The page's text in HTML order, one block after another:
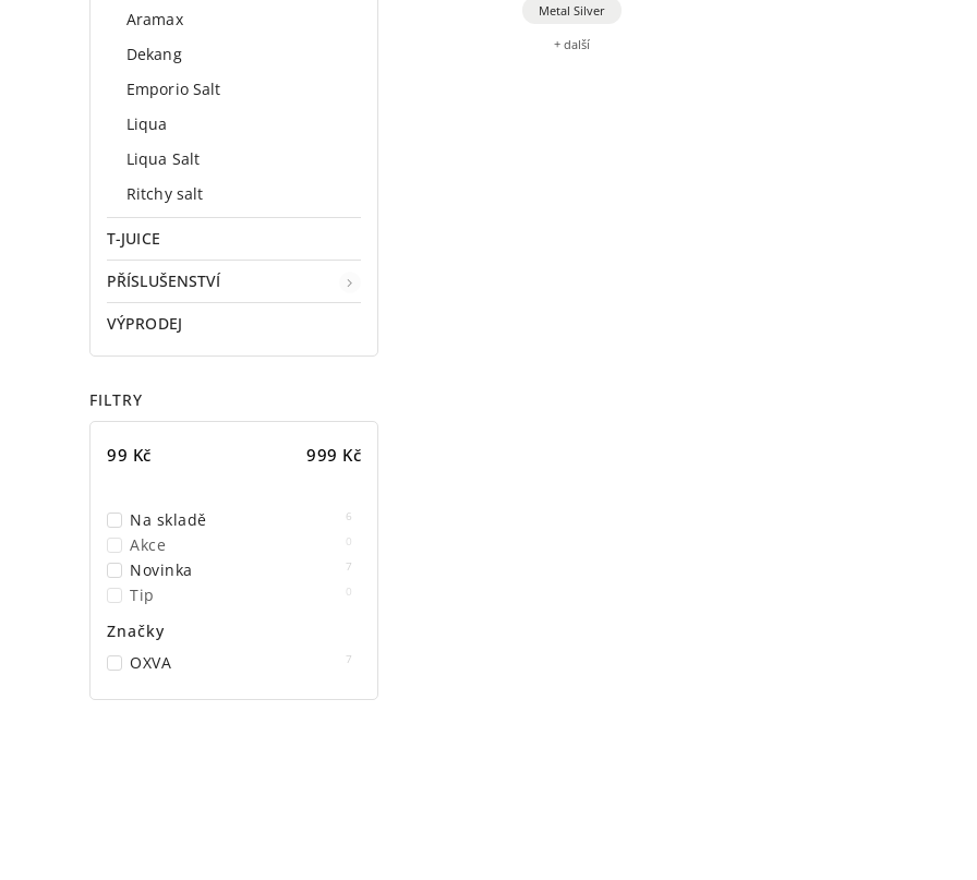
Aramax
Dekang
Emporio Salt
Liqua
Liqua Salt
Ritchy salt
T-JUICE
PŘÍSLUŠENSTVÍ
VÝPRODEJ
FILTRY
99 Kč 999 Kč
Na skladě 6
Akce 0
Novinka 7
Tip 0
Značky
OXVA
7
Metal Silver
+ další